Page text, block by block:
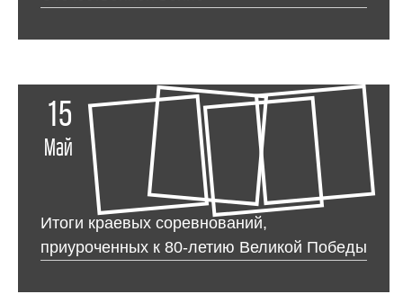
15
Май
Итоги краевых соревнований,
приуроченных к 80-летию Великой Победы